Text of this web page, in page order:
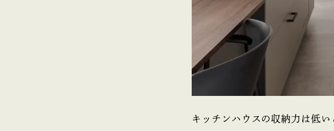
キッチンハウスの収納力は低